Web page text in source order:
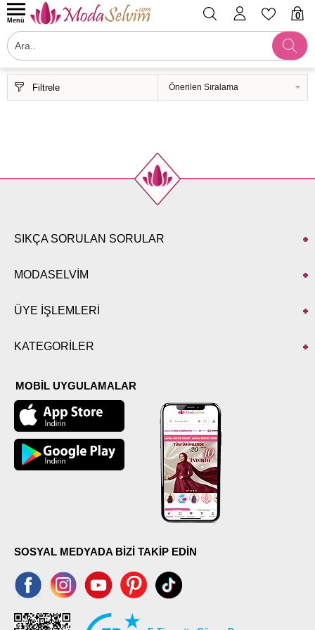
0
Menü
Filtrele
SIKÇA SORULAN SORULAR
MODASELVİM
ÜYE İŞLEMLERİ
KATEGORİLER
MOBİL UYGULAMALAR
SOSYAL MEDYADA BİZİ TAKİP EDİN